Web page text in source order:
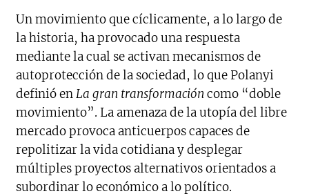
Un movimiento que cíclicamente, a lo largo de
la historia, ha provocado una respuesta
mediante la cual se activan mecanismos de
autoprotección de la sociedad, lo que Polanyi
definió enLa gran transformación como “doble
movimiento”. La amenaza de la utopía del libre
mercado provoca anticuerpos capaces de
repolitizar la vida cotidiana y desplegar
múltiples proyectos alternativos orientados a
subordinar lo económico a lo político.